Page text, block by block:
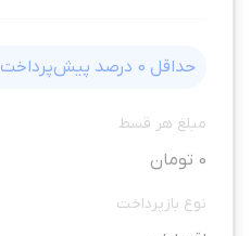
حداقل 0 درصد پیش‌پرداخت
مبلغ هر قسط
0 تومان
نوع بازپرداخت